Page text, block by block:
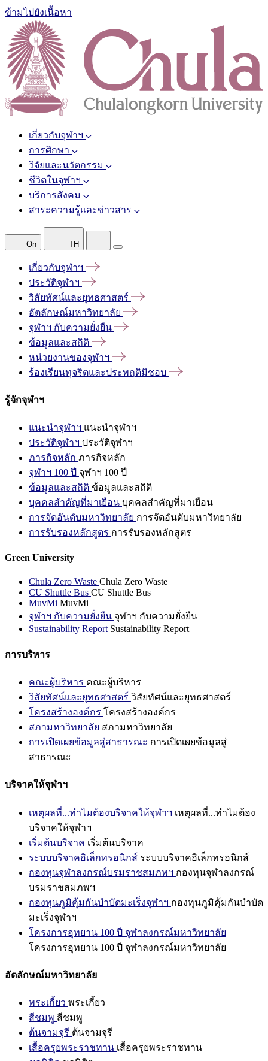
ข้ามไปยังเนื้อหา
เกี่ยวกับจุฬาฯ
การศึกษา
วิจัยและนวัตกรรม
ชีวิตในจุฬาฯ
บริการสังคม
สาระความรู้และข่าวสาร
On TH
เกี่ยวกับจุฬาฯ
ประวัติจุฬาฯ
วิสัยทัศน์และยุทธศาสตร์
อัตลักษณ์มหาวิทยาลัย
จุฬาฯ กับความยั่งยืน
ข้อมูลและสถิติ
หน่วยงานของจุฬาฯ
ร้องเรียนทุจริตและประพฤติมิชอบ
รู้จักจุฬาฯ
แนะนำจุฬาฯ แนะนำจุฬาฯ
ประวัติจุฬาฯ ประวัติจุฬาฯ
ภารกิจหลัก ภารกิจหลัก
จุฬาฯ 100 ปี จุฬาฯ 100 ปี
ข้อมูลและสถิติ ข้อมูลและสถิติ
บุคคลสำคัญที่มาเยือน บุคคลสำคัญที่มาเยือน
การจัดอันดับมหาวิทยาลัย การจัดอันดับมหาวิทยาลัย
การรับรองหลักสูตร การรับรองหลักสูตร
Green University
Chula Zero Waste Chula Zero Waste
CU Shuttle Bus CU Shuttle Bus
MuvMi MuvMi
จุฬาฯ กับความยั่งยืน จุฬาฯ กับความยั่งยืน
Sustainability Report Sustainability Report
การบริหาร
คณะผู้บริหาร คณะผู้บริหาร
วิสัยทัศน์และยุทธศาสตร์ วิสัยทัศน์และยุทธศาสตร์
โครงสร้างองค์กร โครงสร้างองค์กร
สภามหาวิทยาลัย สภามหาวิทยาลัย
การเปิดเผยข้อมูลสู่สาธารณะ การเปิดเผยข้อมูลสู่
สาธารณะ
บริจาคให้จุฬาฯ
เหตุผลที่...ทำไมต้องบริจาคให้จุฬาฯ เหตุผลที่...ทำไมต้อง
บริจาคให้จุฬาฯ
เริ่มต้นบริจาค เริ่มต้นบริจาค
ระบบบริจาคอิเล็กทรอนิกส์ ระบบบริจาคอิเล็กทรอนิกส์
กองทุนจุฬาลงกรณ์บรมราชสมภพฯ กองทุนจุฬาลงกรณ์
บรมราชสมภพฯ
กองทุนภูมิคุ้มกันบำบัดมะเร็งจุฬาฯ กองทุนภูมิคุ้มกันบำบัด
มะเร็งจุฬาฯ
โครงการอุทยาน 100 ปี จุฬาลงกรณ์มหาวิทยาลัย
โครงการอุทยาน 100 ปี จุฬาลงกรณ์มหาวิทยาลัย
อัตลักษณ์มหาวิทยาลัย
พระเกี้ยว พระเกี้ยว
สีชมพู สีชมพู
ต้นจามจุรี ต้นจามจุรี
เสื้อครุยพระราชทาน เสื้อครุยพระราชทาน